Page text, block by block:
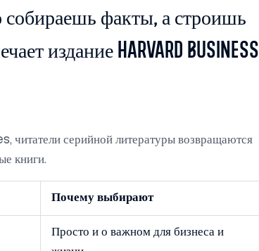
факты, а строишь
издание Harvard Business
серийной литературы возвращаются
книги.
Почему выбирают
Просто и о важном для бизнеса и